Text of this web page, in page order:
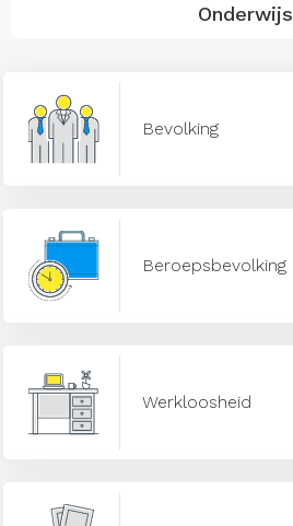
Onderwijs
Bevolking
Beroepsbevolking
Werkloosheid